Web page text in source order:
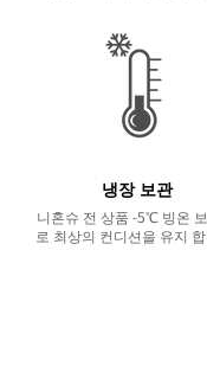
냉장 보관
니혼슈 전 상품 -5℃ 빙온
로 최상의 컨디션을 유지